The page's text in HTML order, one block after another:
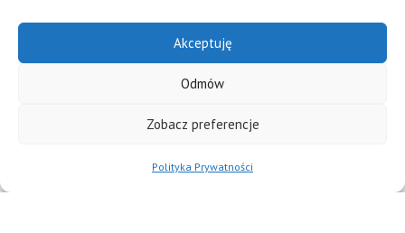
Akceptuję
Odmów
Zobacz preferencje
Polityka Prywatności
Polityka prywatności i cookies